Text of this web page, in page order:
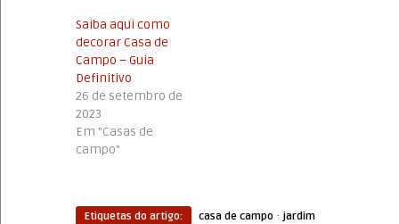
Saiba aqui como
decorar Casa de
Campo – Guia
Definitivo
26 de setembro de
2023
Em "Casas de
campo"
Etiquetas do artigo: casa de campo · jardim